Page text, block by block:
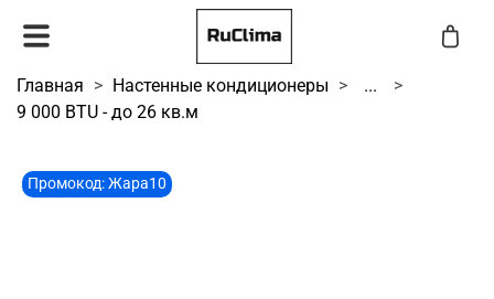
Главная Настенные кондиционеры
...
9 000 BTU - до 26 кв.м
Промокод: Жара10